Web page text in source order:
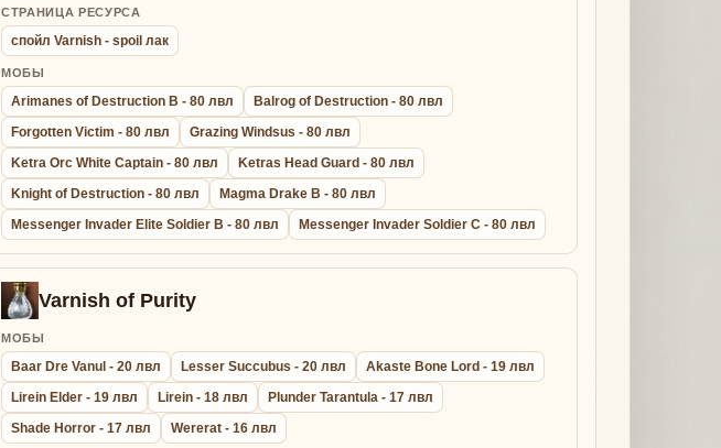
СТРАНИЦА РЕСУРСА
спойл Varnish - spoil лак
МОБЫ
Arimanes of Destruction B - 80 лвл
Balrog of Destruction - 80 лвл
Forgotten Victim - 80 лвл
Grazing Windsus - 80 лвл
Ketra Orc White Captain - 80 лвл
Ketras Head Guard - 80 лвл
Knight of Destruction - 80 лвл
Magma Drake B - 80 лвл
Messenger Invader Elite Soldier B - 80 лвл
Messenger Invader Soldier C - 80 лвл
Varnish of Purity
МОБЫ
Baar Dre Vanul - 20 лвл Lesser Succubus - 20 лвл
Akaste Bone Lord - 19 лвл
Lirein Elder - 19 лвл
Lirein - 18 лвл
Plunder Tarantula - 17 лвл
Shade Horror - 17 лвл
Wererat - 16 лвл